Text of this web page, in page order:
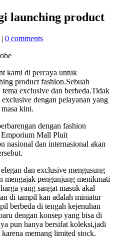
launching product
| 0 comments
kami di percaya untuk
product fashion.Sebuah
exclusive dan berbeda.Tidak
dengan pelayanan yang
kini.
dengan fashion
Emporium Mall Pluit
nasional dan internasional akan
dan exclusive mengusung
mengajak pengunjung menikmati
yang sangat masuk akal
di tampil kan adalah miniatur
berbeda di tengah kejenuhan
dengan konsep yang bisa di
pun hanya bersifat koleksi,jadi
memang limited stock.